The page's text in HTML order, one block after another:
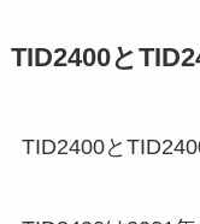
TID2400と
TID2400と